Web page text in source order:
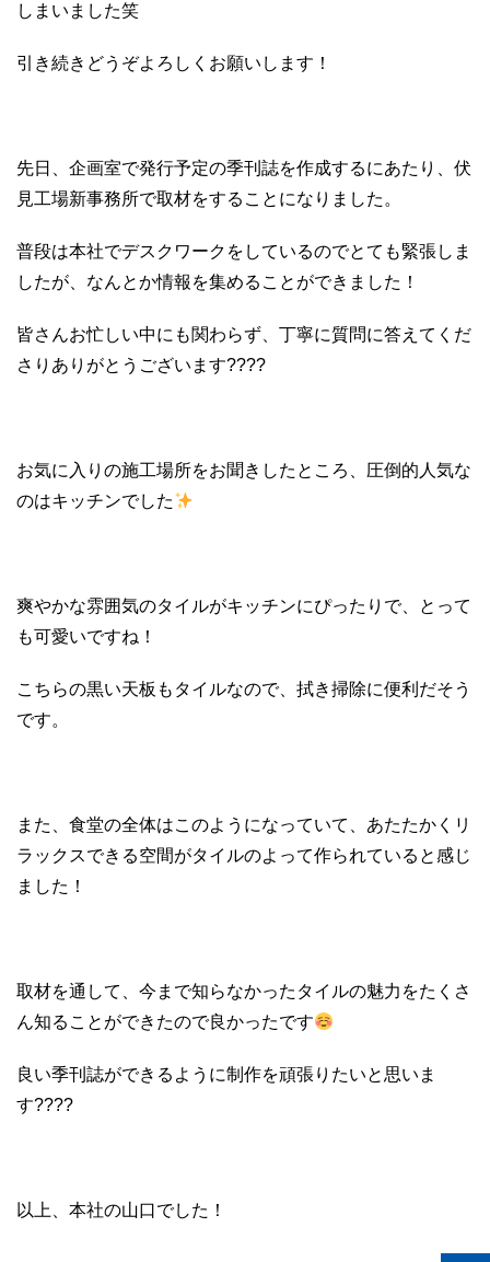
しまいました笑
引き続きどうぞよろしくお願いします！
先日、企画室で発行予定の季刊誌を作成するにあたり、伏
見工場新事務所で取材をすることになりました。
普段は本社でデスクワークをしているのでとても緊張しま
したが、なんとか情報を集めることができました！
皆さんお忙しい中にも関わらず、丁寧に質問に答えてくだ
さりありがとうございます????
お気に入りの施工場所をお聞きしたところ、圧倒的人気な
のはキッチンでした
爽やかな雰囲気のタイルがキッチンにぴったりで、とって
も可愛いですね！
こちらの黒い天板もタイルなので、拭き掃除に便利だそう
です。
また、食堂の全体はこのようになっていて、あたたかくリ
ラックスできる空間がタイルのよって作られていると感じ
ました！
取材を通して、今まで知らなかったタイルの魅力をたくさ
ん知ることができたので良かったです
良い季刊誌ができるように制作を頑張りたいと思いま
す????
以上、本社の山口でした！